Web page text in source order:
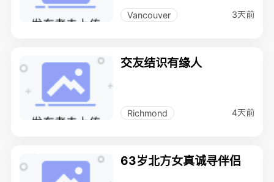
Vancouver 3天前
交友结识有缘人
Richmond 4天前
63岁北方女真诚寻伴侣